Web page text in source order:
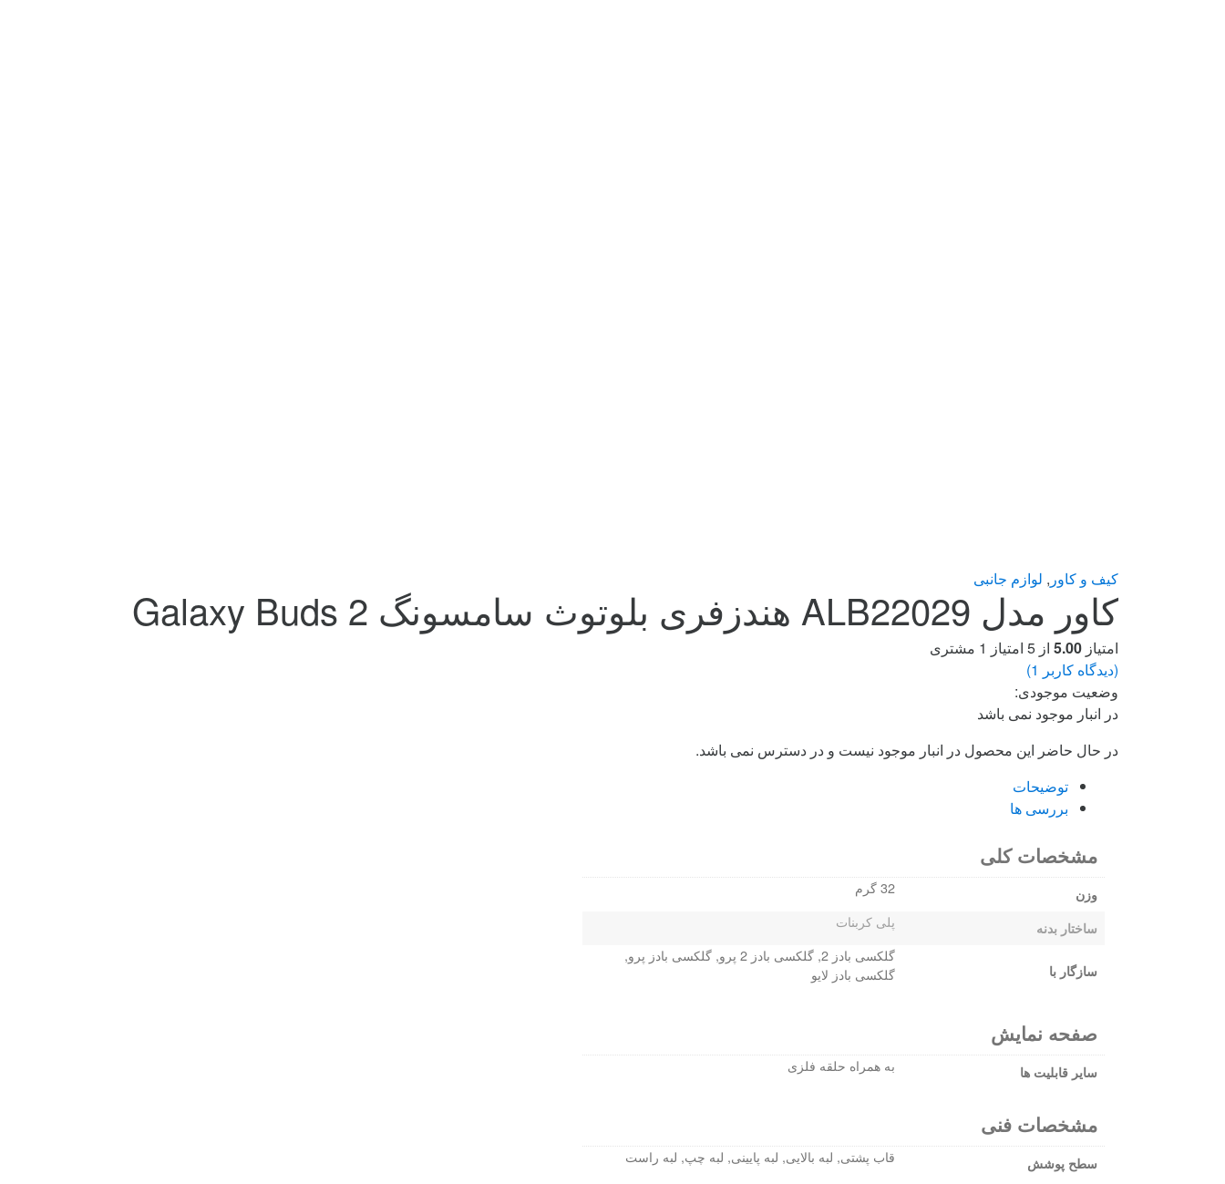
کیف و کاور , لوازم جانبی
کاور مدل ALB22029 هندزفری بلوتوث سامسونگ Galaxy Buds 2
امتیاز 5.00 از 5 امتیاز 1 مشتری
(دیدگاه کاربر 1
)
وضعیت موجودی:
در انبار موجود نمی باشد
در حال حاضر این محصول در انبار موجود نیست و در دسترس نمی باشد.
توضیحات
بررسی ها
مشخصات کلی
وزن 32 گرم
ساختار بدنه پلی کربنات
سازگار با
گلکسی بادز 2, گلکسی بادز 2 پرو, گلکسی بادز پرو,
گلکسی بادز لایو
صفحه نمایش
سایر قابلیت ها به همراه حلقه فلزی
مشخصات فنی
سطح پوشش قاب پشتی, لبه بالایی, لبه پایینی, لبه چپ, لبه راست